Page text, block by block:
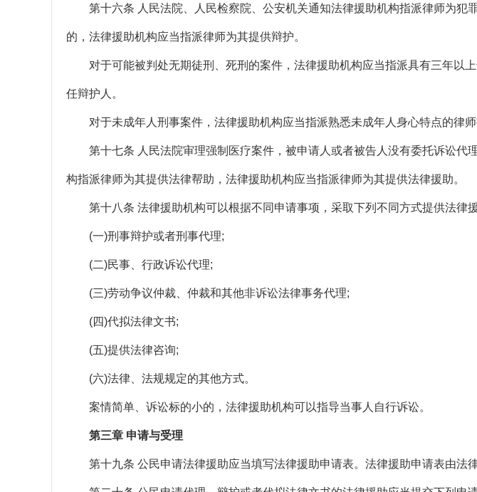
第十六条 人民法院、人民检察院、公安机关通知法律援助机构指派律师为犯
的，法律援助机构应当指派律师为其提供辩护。
对于可能被判处无期徒刑、死刑的案件，法律援助机构应当指派具有三年以上
任辩护人。
对于未成年人刑事案件，法律援助机构应当指派熟悉未成年人身心特点的律师
第十七条 人民法院审理强制医疗案件，被申请人或者被告人没有委托诉讼代
构指派律师为其提供法律帮助，法律援助机构应当指派律师为其提供法律援助。
第十八条 法律援助机构可以根据不同申请事项，采取下列不同方式提供法律援
(一)刑事辩护或者刑事代理;
(二)民事、行政诉讼代理;
(三)劳动争议仲裁、仲裁和其他非诉讼法律事务代理;
(四)代拟法律文书;
(五)提供法律咨询;
(六)法律、法规规定的其他方式。
案情简单、诉讼标的小的，法律援助机构可以指导当事人自行诉讼。
第三章 申请与受理
第十九条 公民申请法律援助应当填写法律援助申请表。法律援助申请表由法律